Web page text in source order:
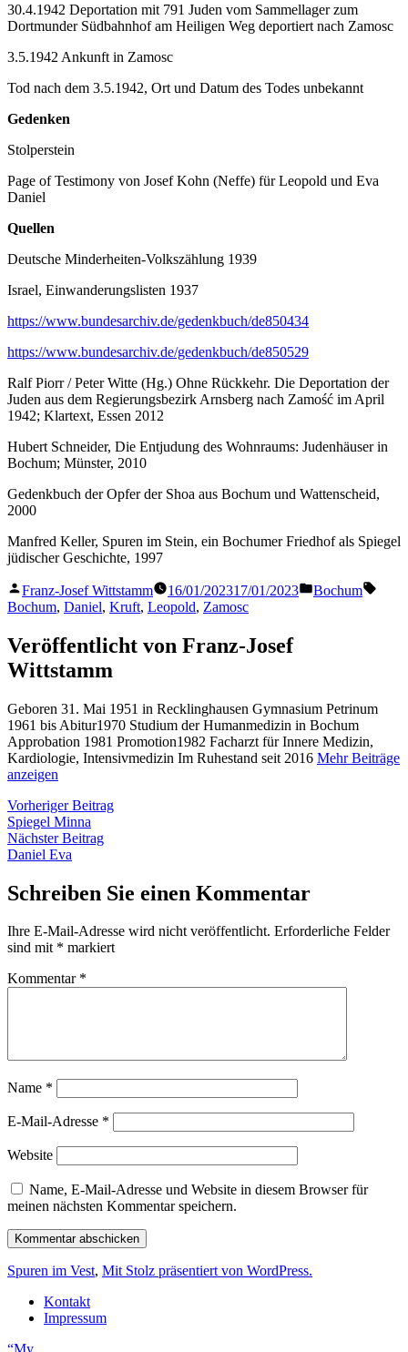
30.4.1942 Deportation mit 791 Juden vom Sammellager zum
Dortmunder Südbahnhof am Heiligen Weg deportiert nach Zamosc
3.5.1942 Ankunft in Zamosc
Tod nach dem 3.5.1942, Ort und Datum des Todes unbekannt
Gedenken
Stolperstein
Page of Testimony von Josef Kohn (Neffe) für Leopold und Eva
Daniel
Quellen
Deutsche Minderheiten-Volkszählung 1939
Israel, Einwanderungslisten 1937
https://www.bundesarchiv.de/gedenkbuch/de850434
https://www.bundesarchiv.de/gedenkbuch/de850529
Ralf Piorr / Peter Witte (Hg.) Ohne Rückkehr. Die Deportation der
Juden aus dem Regierungsbezirk Arnsberg nach Zamość im April
1942; Klartext, Essen 2012
Hubert Schneider, Die Entjudung des Wohnraums: Judenhäuser in
Bochum; Münster, 2010
Gedenkbuch der Opfer der Shoa aus Bochum und Wattenscheid,
2000
Manfred Keller, Spuren im Stein, ein Bochumer Friedhof als Spiegel
jüdischer Geschichte, 1997
Veröffentlicht
von
Franz-Josef Wittstamm 16/01/202317/01/2023
Veröffentlicht
Bochum
Bochum, Daniel, Kruft, Leopold, Zamosc
Veröffentlicht von Franz-Josef
Wittstamm
Geboren 31. Mai 1951 in Recklinghausen Gymnasium Petrinum
1961 bis Abitur1970 Studium der Humanmedizin in Bochum
Approbation 1981 Promotion1982 Facharzt für Innere Medizin,
Kardiologie, Intensivmedizin Im Ruhestand seit 2016 Mehr Beiträge
anzeigen
Beitragsnavigation
Vorheriger BeitragVorheriger
Spiegel Minna
Nächster BeitragNächster
Daniel Eva
Schreiben Sie einen Kommentar
Ihre E-Mail-Adresse wird nicht veröffentlicht. Erforderliche Felder
sind mit * markiert
Kommentar *
Name *
E-Mail-Adresse *
Website
Name, E-Mail-Adresse und Website in diesem Browser für
meinen nächsten Kommentar speichern.
Spuren im Vest, Mit Stolz präsentiert von WordPress.
Kontakt
Impressum